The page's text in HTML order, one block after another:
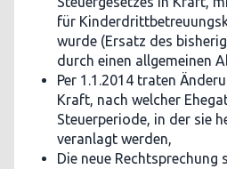
für
wurde (Ersatz des
durch einen allgemeinen
Per 1.1.2014 traten
Kraft, nach welcher
Steuerperiode, in der sie
veranlagt werden,
Die neue